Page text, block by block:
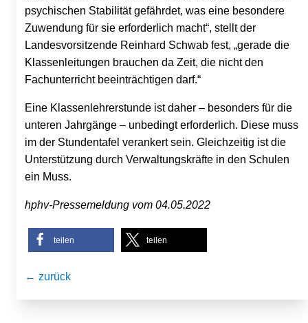
psychischen Stabilität gefährdet, was eine besondere
Zuwendung für sie erforderlich macht“, stellt der
Landesvorsitzende Reinhard Schwab fest, „gerade die
Klassenleitungen brauchen da Zeit, die nicht den
Fachunterricht beeinträchtigen darf.“
Eine Klassenlehrerstunde ist daher – besonders für die
unteren Jahrgänge – unbedingt erforderlich. Diese muss
im der Stundentafel verankert sein. Gleichzeitig ist die
Unterstützung durch Verwaltungskräfte in den Schulen
ein Muss.
hphv-Pressemeldung vom 04.05.2022
teilen teilen
← zurück